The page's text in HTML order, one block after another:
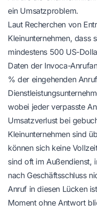
ein Umsatzproblem.
Laut Recherchen von
Kleinunternehmen, dass
mindestens 500 US-
Daten der Invoca-
% der eingehenden
wobei jeder verpasste
Umsatzverlust bei
Kleinunternehmen sind
können sich keine
sind oft im Außendienst,
nach Geschäftsschluss
Anruf in diesen Lücken
Moment ohne Antwort